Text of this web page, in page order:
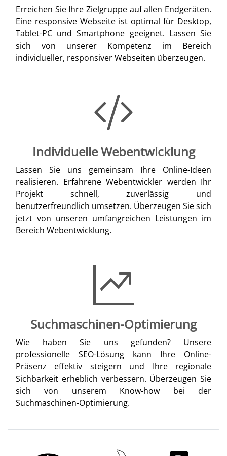
Erreichen Sie Ihre Zielgruppe auf allen Endgeräten.
Eine responsive Webseite ist optimal für Desktop,
Tablet-PC und Smartphone geeignet. Lassen Sie
sich von unserer Kompetenz im Bereich
individueller, responsiver Webseiten überzeugen.
Individuelle Webentwicklung
Lassen Sie uns gemeinsam Ihre Online-Ideen
realisieren. Erfahrene Webentwickler werden Ihr
Projekt schnell, zuverlässig und
benutzerfreundlich umsetzen. Überzeugen Sie sich
jetzt von unseren umfangreichen Leistungen im
Bereich Webentwicklung.
Suchmaschinen-Optimierung
Wie haben Sie uns gefunden? Unsere
professionelle SEO-Lösung kann Ihre Online-
Präsenz effektiv steigern und Ihre regionale
Sichbarkeit erheblich verbessern. Überzeugen Sie
sich von unserem Know-how bei der
Suchmaschinen-Optimierung.